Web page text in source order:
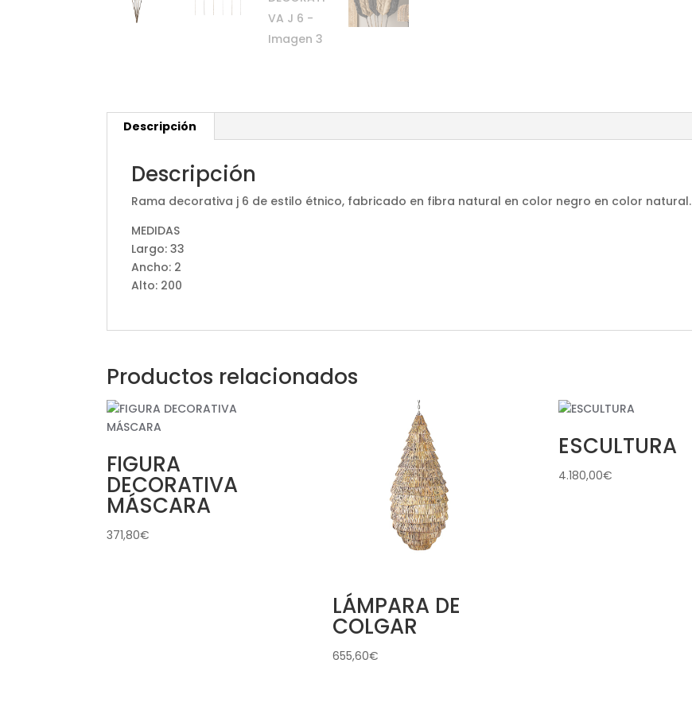
Descripción
Descripción
Rama decorativa j 6 de estilo étnico, fabricado en fibra natural en color negro en color natural.
MEDIDAS
Largo: 33
Ancho: 2
Alto: 200
Productos relacionados
FIGURA
DECORATIVA
MÁSCARA
371,80€
LÁMPARA DE
COLGAR
655,60€
ESCULTURA
4.180,00€